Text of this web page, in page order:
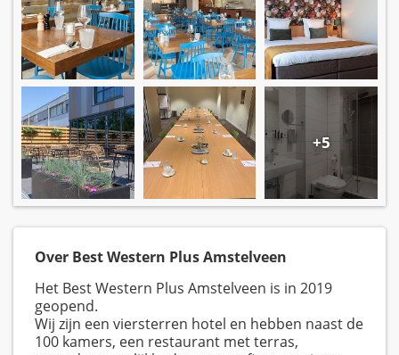
+5
Over Best Western Plus Amstelveen
Het Best Western Plus Amstelveen is in 2019
geopend.
Wij zijn een viersterren hotel en hebben naast de
100 kamers, een restaurant met terras,